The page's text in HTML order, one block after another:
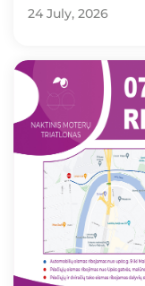
24 July, 2026